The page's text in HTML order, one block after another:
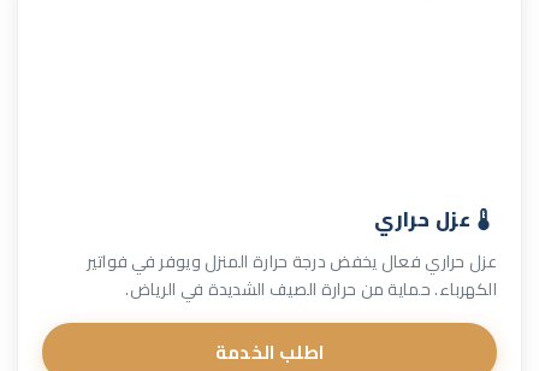
عزل حراري
عزل حراري فعال يخفض درجة حرارة المنزل ويوفر في فواتير
الكهرباء. حماية من حرارة الصيف الشديدة في الرياض.
اطلب الخدمة